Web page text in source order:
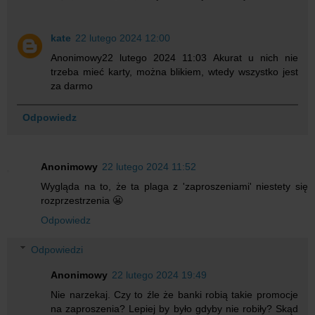
kate 22 lutego 2024 12:00
Anonimowy22 lutego 2024 11:03 Akurat u nich nie
trzeba mieć karty, można blikiem, wtedy wszystko jest
za darmo
Odpowiedz
Anonimowy 22 lutego 2024 11:52
Wygląda na to, że ta plaga z 'zaproszeniami' niestety się
rozprzestrzenia 😬
Odpowiedz
Odpowiedzi
Anonimowy 22 lutego 2024 19:49
Nie narzekaj. Czy to źle że banki robią takie promocje
na zaproszenia? Lepiej by było gdyby nie robiły? Skąd